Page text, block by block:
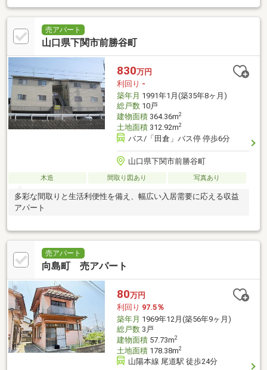
売アパート
山口県下関市前勝谷町
830万円
利回り -
築年月 1991年1月(築35年8ヶ月)
総戸数10戸
建物面積364.36m2
土地面積312.92m2
バス/「田倉」バス停 停歩6分
山口県下関市前勝谷町
木造 間取り図あり 写真あり
多彩な間取りと生活利便性を備え、幅広い入居需要に応える収益
アパート
売アパート
向島町 売アパート
80万円
利回り 97.5％
築年月 1969年12月(築56年9ヶ月)
総戸数3戸
建物面積57.73m2
土地面積178.38m2
山陽本線 尾道駅 徒歩24分